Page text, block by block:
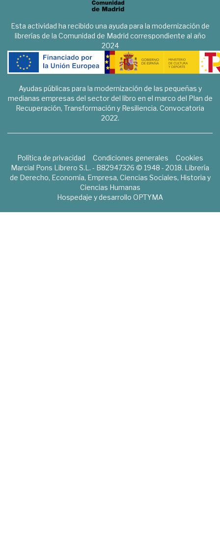
Esta actividad ha recibido una ayuda para la modernización de
librerías de la Comunidad de Madrid correspondiente al año
2024
Ayudas públicas para la modernización de las pequeñas y
medianas empresas del sector del libro en el marco del Plan de
Recuperación, Transformación y Resiliencia. Convocatoria
2022.
Política de privacidad Condiciones generales
Cookies
Marcial Pons Librero S.L. - B82947326 © 1948 - 2018. Librería
de Derecho, Economía, Empresa, Ciencias Sociales, Historia y
Ciencias Humanas
Hospedaje y desarrollo OPTYMA